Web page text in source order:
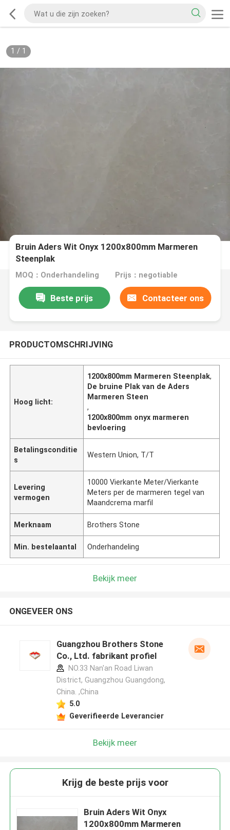
1 / 1
Bruin Aders Wit Onyx 1200x800mm Marmeren
Steenplak
MOQ：Onderhandeling Prijs：negotiable
Beste prijs Contacteer ons
PRODUCTOMSCHRIJVING
Hoog licht:
1200x800mm Marmeren Steenplak,
De bruine Plak van de Aders
Marmeren Steen
,
1200x800mm onyx marmeren
bevloering
Betalingsconditie
s
Western Union, T/T
Levering
vermogen
10000 Vierkante Meter/Vierkante
Meters per de marmeren tegel van
Maandcrema marfil
Merknaam Brothers Stone
Min. bestelaantal Onderhandeling
Bekijk meer
ONGEVEER ONS
Guangzhou Brothers Stone
Co., Ltd. fabrikant profiel
NO.33 Nan'an Road Liwan
District, Guangzhou Guangdong,
China. ,China
5.0
Geverifieerde Leverancier
Bekijk meer
Krijg de beste prijs voor
Bruin Aders Wit Onyx
1200x800mm Marmeren